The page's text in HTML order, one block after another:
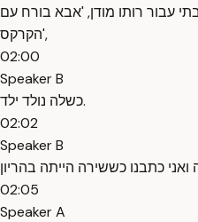
עבור רותו מודן, 'אבא בורח עם
הקרקס',
02:00
Speaker B
כשלה נולד ילד.
02:02
Speaker B
02:05
Speaker A